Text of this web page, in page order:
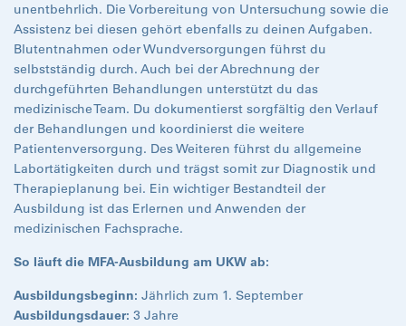
unentbehrlich. Die Vorbereitung von Untersuchung sowie die
Assistenz bei diesen gehört ebenfalls zu deinen Aufgaben.
Blutentnahmen oder Wundversorgungen führst du
selbstständig durch. Auch bei der Abrechnung der
durchgeführten Behandlungen unterstützt du das
medizinische Team. Du dokumentierst sorgfältig den Verlauf
der Behandlungen und koordinierst die weitere
Patientenversorgung. Des Weiteren führst du allgemeine
Labortätigkeiten durch und trägst somit zur Diagnostik und
Therapieplanung bei. Ein wichtiger Bestandteil der
Ausbildung ist das Erlernen und Anwenden der
medizinischen Fachsprache.
So läuft die MFA-Ausbildung am UKW ab:
Ausbildungsbeginn: Jährlich zum 1. September
Ausbildungsdauer: 3 Jahre